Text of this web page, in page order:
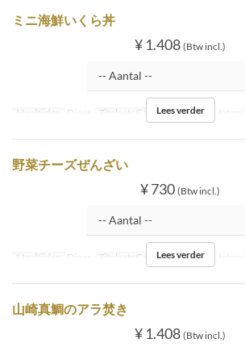
ミニ海鮮いくら丼
¥ 1.408 (Btw incl.)
Maaltijden Diner Zitplaats Categorie Inside tatami
Lees verder
野菜チーズぜんざい
¥ 730 (Btw incl.)
Maaltijden Diner Zitplaats Categorie Inside tatami
Lees verder
山崎真鯛のアラ焚き
¥ 1.408 (Btw incl.)